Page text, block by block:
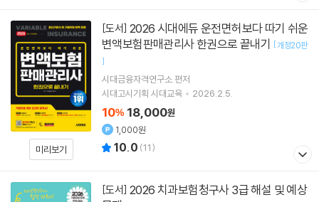
미리보기
[도서]
변액보험판매관리사 한권으로 끝내기 [개정20판
]
시대금융자격연구소 편저
시대고시기획 시대교육
2026.2.5.
10% 18,000원
1,000원
10.0 (11)
[도서]